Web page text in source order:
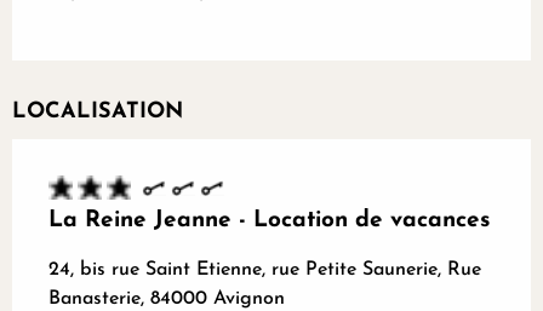
LOCALISATION
La Reine Jeanne - Location de vacances
24, bis rue Saint Etienne, rue Petite Saunerie, Rue
Banasterie, 84000 Avignon